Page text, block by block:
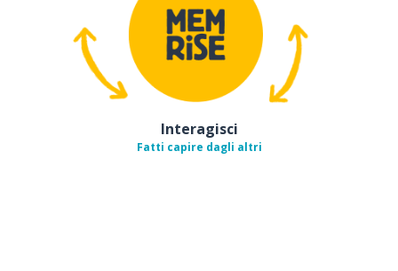
Interagisci
Fatti capire dagli altri